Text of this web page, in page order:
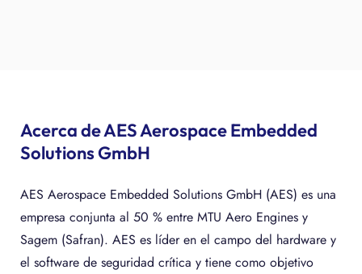
Acerca de AES Aerospace Embedded
Solutions GmbH
AES Aerospace Embedded Solutions GmbH (AES) es una
empresa conjunta al 50 % entre MTU Aero Engines y
Sagem (Safran). AES es líder en el campo del hardware y
el software de seguridad crítica y tiene como objetivo